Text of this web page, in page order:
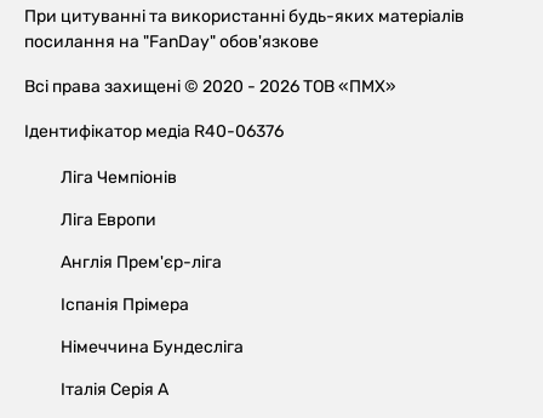
При цитуванні та використанні будь-яких матеріалів
посилання на "FanDay" обов'язкове
Всі права захищені © 2020 - 2026 ТОВ «ПМХ»
Ідентифікатор медіа R40-06376
Ліга Чемпіонів
Ліга Европи
Англія Прем'єр-ліга
Іспанія Прімера
Німеччина Бундесліга
Італія Серія А